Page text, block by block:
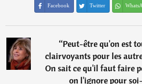
Facebook Twitter
“Peut-être qu'on est
clairvoyants pour les
On sait ce qu'il faut faire
on l'ignore pour